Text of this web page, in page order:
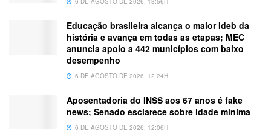
Educação brasileira alcança o maior Ideb da
história e avança em todas as etapas; MEC
anuncia apoio a 442 municípios com baixo
desempenho
6 DE AGOSTO DE 2026, 12:24H
Aposentadoria do INSS aos 67 anos é fake
news; Senado esclarece sobre idade mínima
6 DE AGOSTO DE 2026, 12:06H